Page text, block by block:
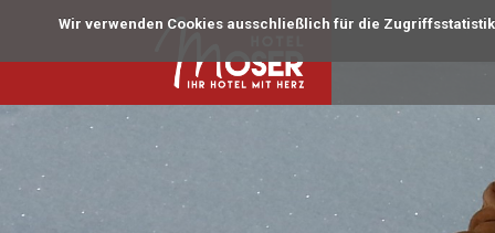
Wir verwenden Cookies ausschließlich für die